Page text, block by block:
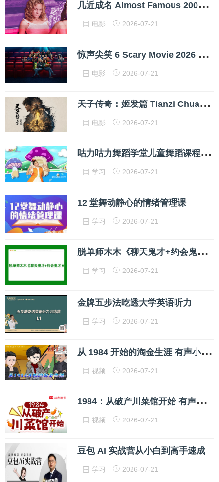
几
近成名 Almost Famous 2000 1080p 导演剪辑版 英语中字 网盘下载
电影 2026-07-21
惊
声尖笑 6 Scary Movie 2026 1080p 高清中字 网盘下载
电影 2026-07-21
天
子传奇：姬发篇 Tianzi Chuanqi: Ji Fa Pian 2026 1080p 高清中字 网盘下载
电影 2026-07-21
咕
力咕力舞蹈学堂儿童舞蹈课程合集
学习 2026-07-21
12 堂舞动静心的情绪管理课
学习 2026-07-21
脱
单师木木《聊天鬼才+约会鬼才》网盘下载
学习 2026-07-21
金牌五步法吃透大学英语听力
学习 2026-07-21
从
1984 开始的淘金生涯 有声小说全集 网盘下载
视频 2026-07-21
1
984：从破产川菜馆开始 有声小说全集 网盘下载
视频 2026-07-21
豆包 AI 实战营从小白到高手速成
学习 2026-07-21